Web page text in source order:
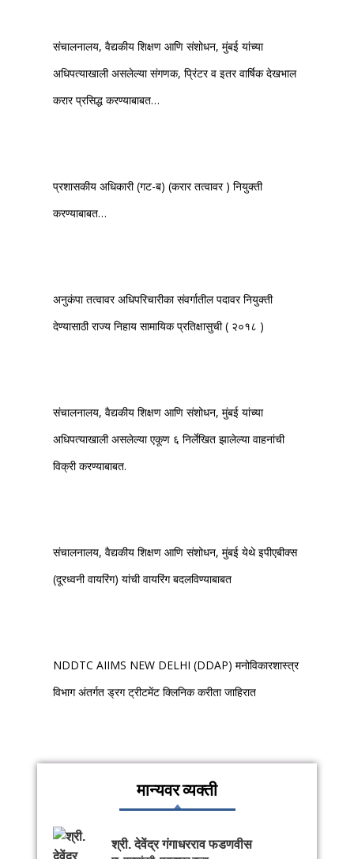
संचालनालय, वैद्यकीय शिक्षण आणि संशोधन, मुंबई यांच्या
अधिपत्याखाली असलेल्या संगणक, प्रिंटर व इतर वार्षिक देखभाल
करार प्रसिद्ध करण्याबाबत…
प्रशासकीय अधिकारी (गट-ब) (करार तत्वावर ) नियुक्ती
करण्याबाबत…
अनुकंपा तत्वावर अधिपरिचारीका संवर्गातील पदावर नियुक्ती
देण्यासाठी राज्य निहाय सामायिक प्रतिक्षासुची ( २०१८ )
संचालनालय, वैद्यकीय शिक्षण आणि संशोधन, मुंबई यांच्या
अधिपत्याखाली असलेल्या एकूण ६ निर्लेखित झालेल्या वाहनांची
विक्री करण्याबाबत.
संचालनालय, वैद्यकीय शिक्षण आणि संशोधन, मुंबई येथे इपीएबीक्स
(दूरध्वनी वायरिंग) यांची वायरिंग बदलविण्याबाबत
NDDTC AIIMS NEW DELHI (DDAP) मनोविकारशास्त्र
विभाग अंतर्गत ड्रग ट्रीटमेंट क्लिनिक करीता जाहिरात
मान्यवर व्यक्ती
श्री. देवेंद्र गंगाधरराव फडणवीस